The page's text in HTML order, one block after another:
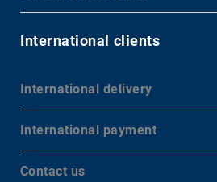
International clients
International delivery
International payment
Contact us